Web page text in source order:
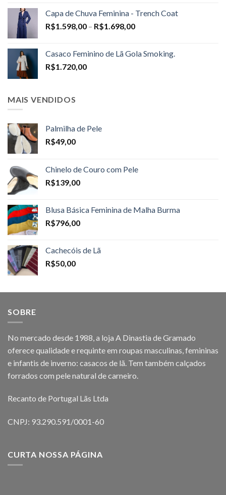
Capa de Chuva Feminina - Trench Coat
R$1.598,00 – R$1.698,00Price
through
Casaco Feminino de Lã Gola Smoking.
R$1.720,00
MAIS VENDIDOS
Palmilha de Pele
R$49,00
Chinelo de Couro com Pele
R$139,00
Blusa Básica Feminina de Malha Burma
R$796,00
Cachecóis de Lã
R$50,00
SOBRE
No mercado desde 1988, a loja A Dinastia de Gramado
oferece qualidade e requinte em roupas masculinas, femininas
e infantis de inverno: casacos de lã. Tem também calçados
forrados com pele natural de carneiro.
Recanto de Portugal Lãs Ltda
CNPJ: 93.290.591/0001-60
CURTA NOSSA PÁGINA